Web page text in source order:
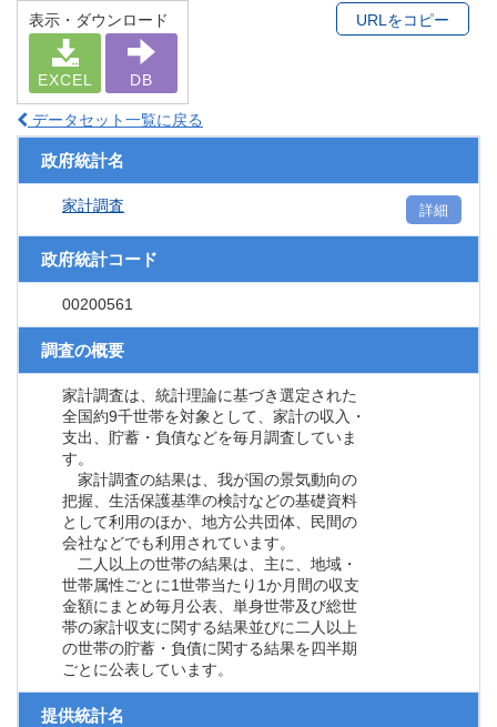
表示・ダウンロード
EXCEL DB
URLをコピー
データセット一覧に戻る
政府統計名
家計調査 詳細
政府統計コード
00200561
調査の概要
家計調査は、統計理論に基づき選定された
全国約9千世帯を対象として、家計の収入・
支出、貯蓄・負債などを毎月調査していま
す。
家計調査の結果は、我が国の景気動向の
把握、生活保護基準の検討などの基礎資料
として利用のほか、地方公共団体、民間の
会社などでも利用されています。
二人以上の世帯の結果は、主に、地域・
世帯属性ごとに1世帯当たり1か月間の収支
金額にまとめ毎月公表、単身世帯及び総世
帯の家計収支に関する結果並びに二人以上
の世帯の貯蓄・負債に関する結果を四半期
ごとに公表しています。
提供統計名